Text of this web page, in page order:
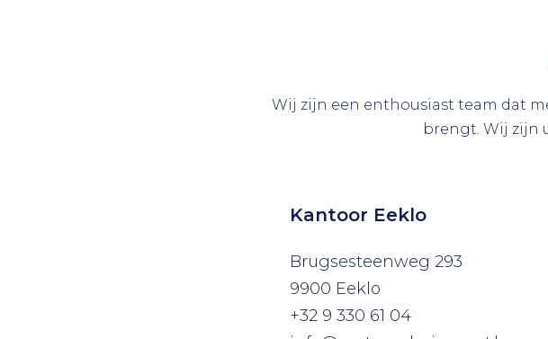
Wij zijn een enthousiast team dat
brengt. Wij zijn
Kantoor Eeklo
Brugsesteenweg 293
9900 Eeklo
+32 9 330 61 04